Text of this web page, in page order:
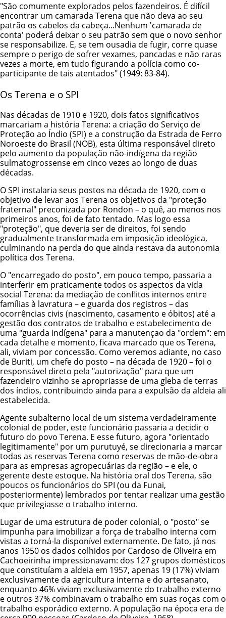
"São comumente explorados pelos fazendeiros. É difícil
encontrar um camarada Terena que não deva ao seu
patrão os cabelos da cabeça...Nenhum 'camarada de
conta' poderá deixar o seu patrão sem que o novo senhor
se responsabilize. E, se tem ousadia de fugir, corre quase
sempre o perigo de sofrer vexames, pancadas e não raras
vezes a morte, em tudo figurando a polícia como co-
participante de tais atentados" (1949: 83-84).
Os Terena e o SPI
Nas décadas de 1910 e 1920, dois fatos significativos
marcariam a história Terena: a criação do Serviço de
Proteção ao Índio (SPI) e a construção da Estrada de Ferro
Noroeste do Brasil (NOB), esta última responsável direto
pelo aumento da população não-indígena da região
sulmatogrossense em cinco vezes ao longo de duas
décadas.
O SPI instalaria seus postos na década de 1920, com o
objetivo de levar aos Terena os objetivos da "proteção
fraternal" preconizada por Rondon – o quê, ao menos nos
primeiros anos, foi de fato tentado. Mas logo essa
"proteção", que deveria ser de direitos, foi sendo
gradualmente transformada em imposição ideológica,
culminando na perda do que ainda restava da autonomia
política dos Terena.
O "encarregado do posto", em pouco tempo, passaria a
interferir em praticamente todos os aspectos da vida
social Terena: da mediação de conflitos internos entre
famílias à lavratura – e guarda dos registros – das
ocorrências civis (nascimento, casamento e óbitos) até a
gestão dos contratos de trabalho e estabelecimento de
uma "guarda indígena" para a manutençao da "ordem": em
cada detalhe e momento, ficava marcado que os Terena,
ali, viviam por concessão. Como veremos adiante, no caso
de Buriti, um chefe do posto – na década de 1920 – foi o
responsável direto pela "autorização" para que um
fazendeiro vizinho se apropriasse de uma gleba de terras
dos índios, contribuindo ainda para a expulsão da aldeia ali
estabelecida.
Agente subalterno local de um sistema verdadeiramente
colonial de poder, este funcionário passaria a decidir o
futuro do povo Terena. E esse futuro, agora "orientado
legitimamente" por um purutuyé, se direcionaria a marcar
todas as reservas Terena como reservas de mão-de-obra
para as empresas agropecuárias da região – e ele, o
gerente deste estoque. Na história oral dos Terena, são
poucos os funcionários do SPI (ou da Funai,
posteriormente) lembrados por tentar realizar uma gestão
que privilegiasse o trabalho interno.
Lugar de uma estrutura de poder colonial, o "posto" se
impunha para imobilizar a força de trabalho interna com
vistas a torná-la disponível externamente. De fato, já nos
anos 1950 os dados colhidos por Cardoso de Oliveira em
Cachoeirinha impressionavam: dos 127 grupos domésticos
que constituíam a aldeia em 1957, apenas 19 (17%) viviam
exclusivamente da agricultura interna e do artesanato,
enquanto 46% viviam exclusivamente do trabalho externo
e outros 37% combinavam o trabalho em suas roças com o
trabalho esporádico externo. A população na época era de